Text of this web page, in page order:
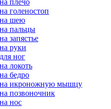
плечо
голеностоп
шею
пальцы
запястье
руки
ног
локоть
бедро
икроножную мышцу
позвоночник
нос